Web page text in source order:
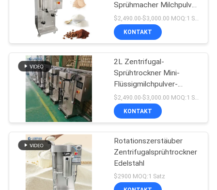
Sprühmacher Milchpulver
2000mL/h
KONTAKT
2L Zentrifugal-
Sprühtrockner Mini-
Flüssigmilchpulver-
Atomisierer für das
Labor
KONTAKT
Rotationszerstäuber
Zentrifugalsprühtrockner
Edelstahl
$2900 MOQ:1 Satz